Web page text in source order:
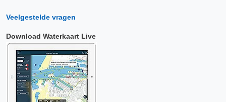
Veelgestelde vragen
Download Waterkaart Live